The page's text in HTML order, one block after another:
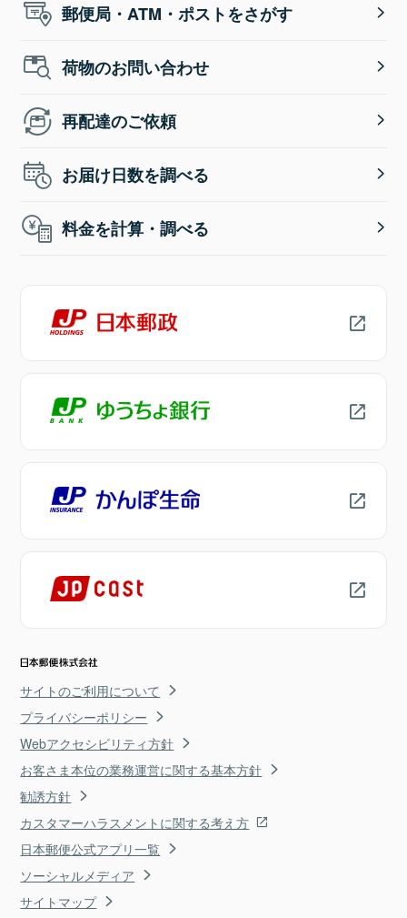
郵便局・ATM・ポストをさがす
荷物のお問い合わせ
再配達のご依頼
お届け日数を調べる
料金を計算・調べる
サイトのご利用について
プライバシーポリシー
Webアクセシビリティ方針
お客さま本位の業務運営に関する基本方針
勧誘方針
カスタマーハラスメントに関する考え方
日本郵便公式アプリ一覧
ソーシャルメディア
サイトマップ